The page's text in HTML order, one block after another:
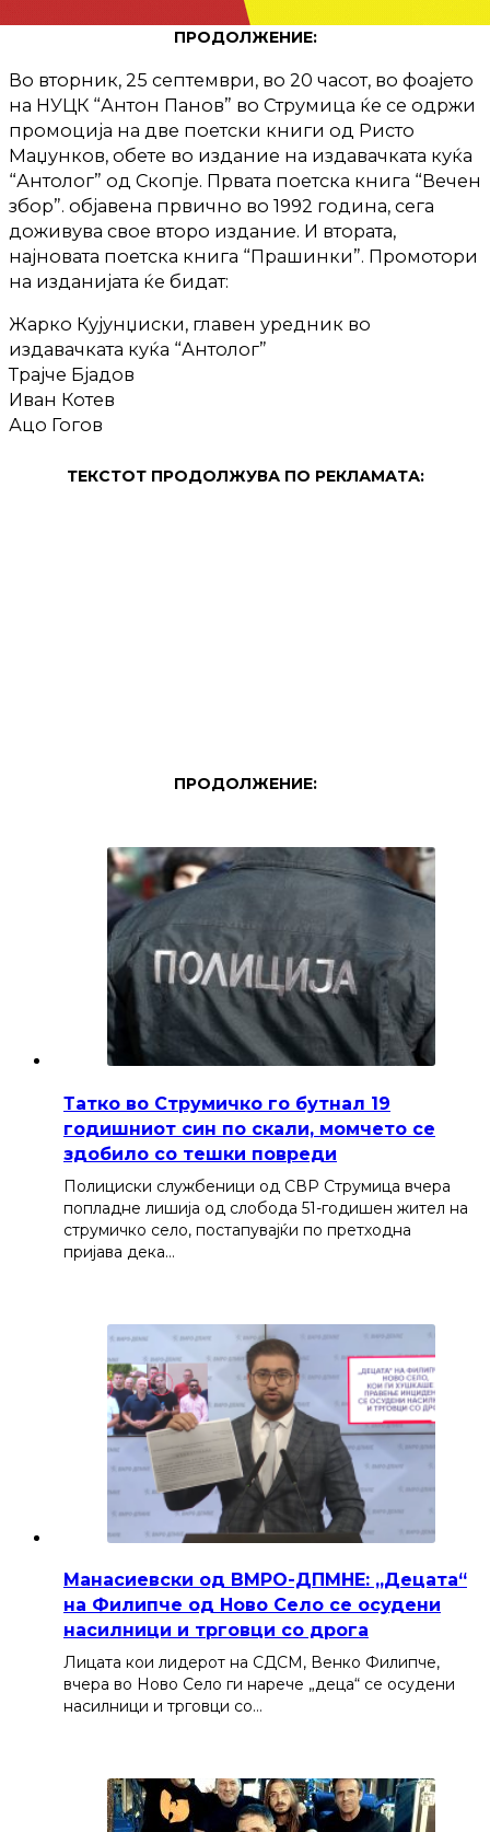
ПРОДОЛЖЕНИЕ:
Во вторник, 25 септември, во 20 часот, во фоајето
на НУЦК “Антон Панов” во Струмица ќе се одржи
промоција на две поетски книги од Ристо
Маџунков, обете во издание на издавачката куќа
“Антолог” од Скопје. Првата поетска книга “Вечен
збор”. објавена првично во 1992 година, сега
доживува свое второ издание. И втората,
најновата поетска книга “Прашинки”. Промотори
на изданијата ќе бидат:
Жарко Кујунџиски, главен уредник во
издавачката куќа “Антолог”
Трајче Бјадов
Иван Котев
Ацо Гогов
ТЕКСТОТ ПРОДОЛЖУВА ПО РЕКЛАМАТА:
ПРОДОЛЖЕНИЕ:
Татко во Струмичко го бутнал 19
годишниот син по скали, момчето се
здобило со тешки повреди
Полициски службеници од СВР Струмица вчера
попладне лишија од слобода 51-годишен жител на
струмичко село, постапувајќи по претходна
пријава дека…
Манасиевски од ВМРО-ДПМНЕ: „Децата“
на Филипче од Ново Село се осудени
насилници и трговци со дрога
Лицата кои лидерот на СДСМ, Венко Филипче,
вчера во Ново Село ги нарече „деца“ се осудени
насилници и трговци со…